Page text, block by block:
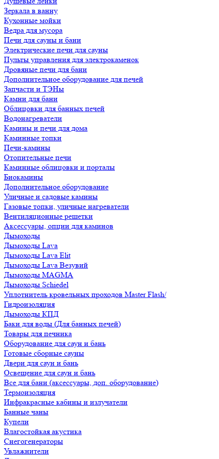
Зеркала в ванну
Кухонные мойки
Ведра для мусора
Печи для сауны и бани
Электрические печи для сауны
Пульты управления для электрокаменок
Дровяные печи для бани
Дополнительное оборудование для печей
Запчасти и ТЭНы
Камни для бани
Облицовки для банных печей
Водонагреватели
Камины и печи для дома
Каминные топки
Печи-камины
Отопительные печи
Каминные облицовки и порталы
Биокамины
Дополнительное оборудование
Уличные и садовые камины
Газовые топки, уличные нагреватели
Вентиляционные решетки
Аксессуары, опции для каминов
Дымоходы
Дымоходы Lava
Дымоходы Lava Elit
Дымоходы Lava Везувий
Дымоходы MAGMA
Дымоходы Schiedel
Уплотнитель кровельных проходов Master Flash/
Гидроизоляция
Дымоходы КПД
Баки для воды (Для банных печей)
Товары для печника
Оборудование для саун и бань
Готовые сборные сауны
Двери для саун и бань
Освещение для саун и бань
Все для бани (аксессуары, доп. оборудование)
Термоизоляция
Инфракрасные кабины и излучатели
Банные чаны
Купели
Влагостойкая акустика
Снегогенераторы
Увлажнители